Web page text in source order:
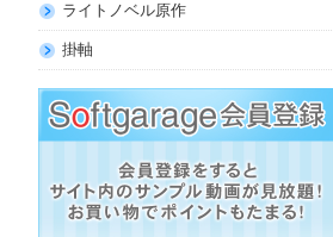
ライトノベル原作
掛軸